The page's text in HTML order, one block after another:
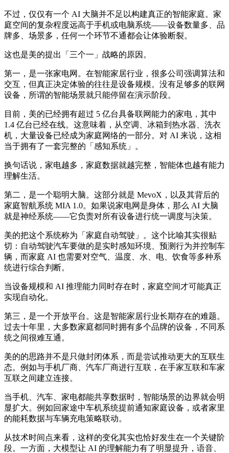
不过，仅仅有一个 AI 大脑并不足以构建真正的智能家庭。家
庭空间的复杂程度远高于手机或电脑系统——设备数量多、品
牌多、场景多，任何一个环节不通都会让体验断裂。
这也是美的提出「三个一」战略的原因。
第一，是一张家电网。在智能家居行业，很多公司强调算法和
交互，但真正决定体验的往往是设备规模。没有足够多的联网
设备，所谓的智能场景就只能停留在演示阶段。
目前，美的已经拥有超过 5 亿台具备联网能力的家电，其中
1.4 亿台已经在线。这意味着，从空调、冰箱到热水器、洗衣
机，大量设备已经成为家庭网络的一部分。对 AI 来说，这相
当于拥有了一套完整的「感知系统」。
换句话说，家电越多，家庭数据就越完整，智能体也越有能力
理解生活。
第二，是一个聪明大脑。这部分就是 MevoX，以及其背后的
家庭智航系统 MIA 1.0。如果说家电网是身体，那么 AI 大脑
就是神经系统——它负责对所有设备进行统一调度与决策。
美的把这个系统称为「家庭自动驾驶」。这个比喻其实很贴
切：自动驾驶汽车要做的是实时感知环境、预测行为并控制车
辆，而家庭 AI 也需要对空气、温度、水、电、饮食等多种系
统进行综合判断。
当设备规模和 AI 推理能力同时存在时，家庭空间才可能真正
实现自动化。
第三，是一个开放平台。这是智能家居行业长期存在的难题。
过去十年里，大多数家庭都同时拥有多个品牌的设备，不同系
统之间很难互通。
美的的思路并不是只做封闭体系，而是尝试推动更大的互联生
态。例如与手机厂商、汽车厂商进行互联，在手家互联和车家
互联之间建立连接。
当手机、汽车、家电都能共享数据时，智能场景的边界就会明
显扩大。例如回家途中车机系统提前通知家庭设备，或者家里
的能耗数据与车辆充电策略联动。
从技术时间点来看，这样的变化其实也恰好发生在一个关键阶
段。一方面，大模型让 AI 的理解能力有了明显提升，语音、